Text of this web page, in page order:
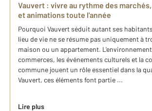
Vauvert : vivre au rythme des
et animations toute l'année
Pourquoi Vauvert séduit autant ses
lieu de vie ne se résume pas uniquement à
maison ou un appartement.
commerces, les événements culturels et la
commune jouent un rôle essentiel dans la
Vauvert, ces éléments font partie ...
Lire plus